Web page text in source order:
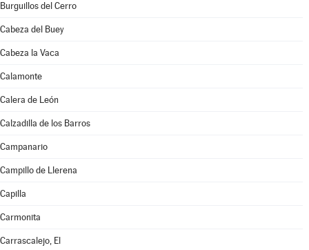
Burguillos del Cerro
Cabeza del Buey
Cabeza la Vaca
Calamonte
Calera de León
Calzadilla de los Barros
Campanario
Campillo de Llerena
Capilla
Carmonita
Carrascalejo, El